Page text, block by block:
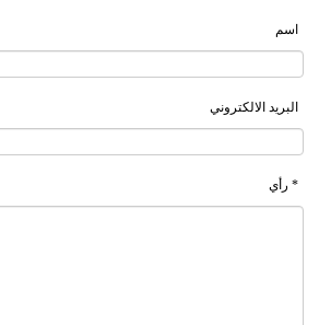
اسم
البريد الالكتروني
* رأي